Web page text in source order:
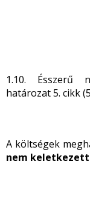
1.10. Ésszerű
határozat 5. cikk
A költségek
nem